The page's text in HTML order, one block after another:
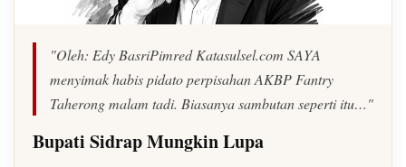
"Oleh: Edy BasriPimred Katasulsel.com SAYA
menyimak habis pidato perpisahan AKBP Fantry
Taherong malam tadi. Biasanya sambutan seperti itu…"
Bupati Sidrap Mungkin Lupa